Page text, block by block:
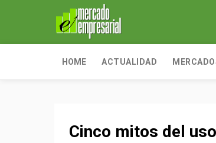
HOME ACTUALIDAD
Cinco mitos del